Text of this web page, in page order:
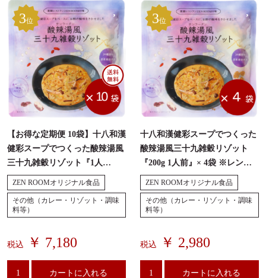
3位
【お得な定期便 10袋】十八和漢
健彩スープでつくった酸辣湯風
三十九雑穀リゾット『1人
前/200g』レンジ温め可 ・無添
加
ZEN ROOMオリジナル食品
その他（カレー・リゾット・調味
料等）
税込 ￥ 7,180
カートに入れる
3位
十八和漢健彩スープでつくった
酸辣湯風三十九雑穀リゾット
『200g 1人前』× 4袋 ※レンジ
温め可 ・無添加
ZEN ROOMオリジナル食品
その他（カレー・リゾット・調味
料等）
税込 ￥ 2,980
カートに入れる